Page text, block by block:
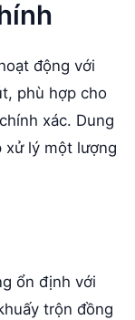
động với
phù hợp cho
xác. Dung
xử lý một lượng
ổn định với
trộn đồng